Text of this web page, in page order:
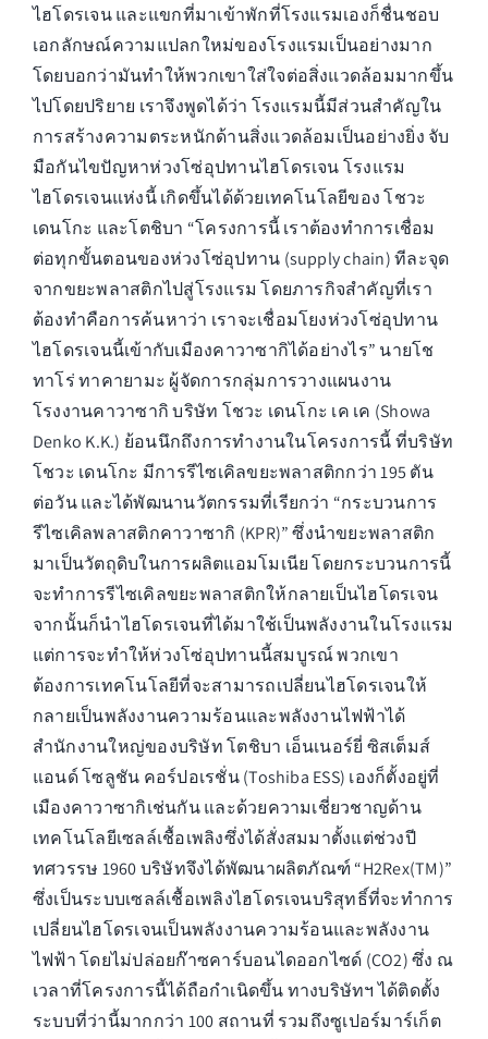
ไฮโดรเจน และแขกที่มาเข้าพักที่โรงแรมเองก็ชื่นชอบ
เอกลักษณ์ความแปลกใหม่ของโรงแรมเป็นอย่างมาก
โดยบอกว่ามันทำให้พวกเขาใส่ใจต่อสิ่งแวดล้อมมากขึ้น
ไปโดยปริยาย เราจึงพูดได้ว่า โรงแรมนี้มีส่วนสำคัญใน
การสร้างความตระหนักด้านสิ่งแวดล้อมเป็นอย่างยิ่ง จับ
มือกันไขปัญหาห่วงโซ่อุปทานไฮโดรเจน โรงแรม
ไฮโดรเจนแห่งนี้ เกิดขึ้นได้ด้วยเทคโนโลยีของ โชวะ
เดนโกะ และโตชิบา “โครงการนี้ เราต้องทำการเชื่อม
ต่อทุกขั้นตอนของห่วงโซ่อุปทาน (supply chain) ทีละจุด
จากขยะพลาสติกไปสู่โรงแรม โดยภารกิจสำคัญที่เรา
ต้องทำคือการค้นหาว่า เราจะเชื่อมโยงห่วงโซ่อุปทาน
ไฮโดรเจนนี้เข้ากับเมืองคาวาซากิได้อย่างไร” นายโช
ทาโร่ ทาคายามะ ผู้จัดการกลุ่มการวางแผนงาน
โรงงานคาวาซากิ บริษัท โชวะ เดนโกะ เค เค (Showa
Denko K.K.) ย้อนนึกถึงการทำงานในโครงการนี้ ที่บริษัท
โชวะ เดนโกะ มีการรีไซเคิลขยะพลาสติกกว่า 195 ตัน
ต่อวัน และได้พัฒนานวัตกรรมที่เรียกว่า “กระบวนการ
รีไซเคิลพลาสติกคาวาซากิ (KPR)” ซึ่งนำขยะพลาสติก
มาเป็นวัตถุดิบในการผลิตแอมโมเนีย โดยกระบวนการนี้
จะทำการรีไซเคิลขยะพลาสติกให้กลายเป็นไฮโดรเจน
จากนั้นก็นำไฮโดรเจนที่ได้มาใช้เป็นพลังงานในโรงแรม
แต่การจะทำให้ห่วงโซ่อุปทานนี้สมบูรณ์ พวกเขา
ต้องการเทคโนโลยีที่จะสามารถเปลี่ยนไฮโดรเจนให้
กลายเป็นพลังงานความร้อนและพลังงานไฟฟ้าได้
สำนักงานใหญ่ของบริษัท โตชิบา เอ็นเนอร์ยี่ ซิสเต็มส์
แอนด์ โซลูชัน คอร์ปอเรชั่น (Toshiba ESS) เองก็ตั้งอยู่ที่
เมืองคาวาซากิเช่นกัน และด้วยความเชี่ยวชาญด้าน
เทคโนโลยีเซลล์เชื้อเพลิงซึ่งได้สั่งสมมาตั้งแต่ช่วงปี
ทศวรรษ 1960 บริษัทจึงได้พัฒนาผลิตภัณฑ์ “H2Rex(TM)”
ซึ่งเป็นระบบเซลล์เชื้อเพลิงไฮโดรเจนบริสุทธิ์ที่จะทำการ
เปลี่ยนไฮโดรเจนเป็นพลังงานความร้อนและพลังงาน
ไฟฟ้า โดยไม่ปล่อยก๊าซคาร์บอนไดออกไซด์ (CO2) ซึ่ง ณ
เวลาที่โครงการนี้ได้ถือกำเนิดขึ้น ทางบริษัทฯ ได้ติดตั้ง
ระบบที่ว่านี้มากกว่า 100 สถานที่ รวมถึงซูเปอร์มาร์เก็ต